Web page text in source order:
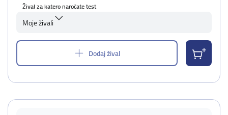
Žival za katero naročate test
Moje živali
Dodaj žival